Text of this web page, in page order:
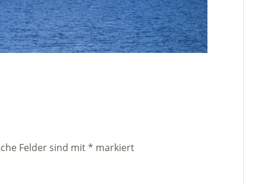
Felder sind mit* markiert